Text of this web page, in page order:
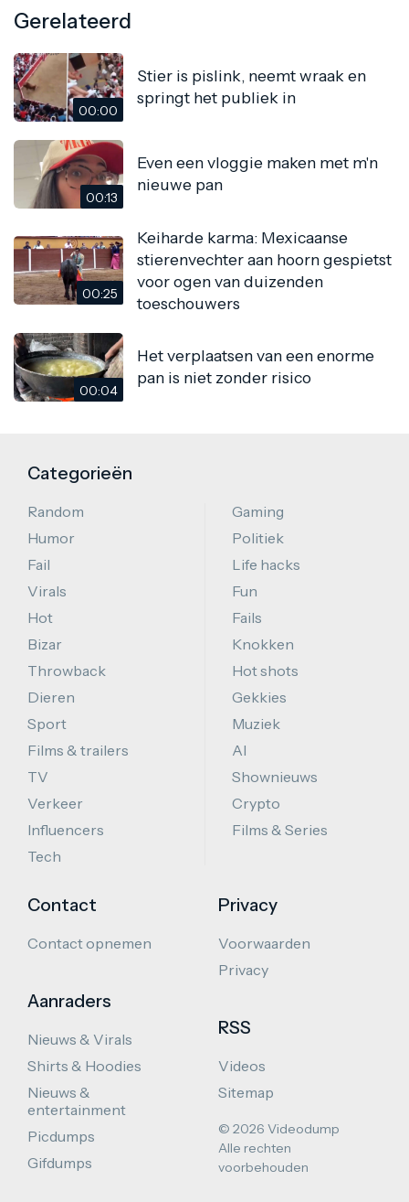
Gerelateerd
00:00
Stier is pislink, neemt wraak en
springt het publiek in
00:13
Even een vloggie maken met m'n
nieuwe pan
00:25
Keiharde karma: Mexicaanse
stierenvechter aan hoorn gespietst
voor ogen van duizenden
toeschouwers
00:04
Het verplaatsen van een enorme
pan is niet zonder risico
Categorieën
Random
Humor
Fail
Virals
Hot
Bizar
Throwback
Dieren
Sport
Films & trailers
TV
Verkeer
Influencers
Tech
Gaming
Politiek
Life hacks
Fun
Fails
Knokken
Hot shots
Gekkies
Muziek
AI
Shownieuws
Crypto
Films & Series
Contact
Contact opnemen
Aanraders
Nieuws & Virals
Shirts & Hoodies
Nieuws &
entertainment
Picdumps
Gifdumps
Privacy
Voorwaarden
Privacy
RSS
Videos
Sitemap
© 2026 Videodump
Alle rechten
voorbehouden